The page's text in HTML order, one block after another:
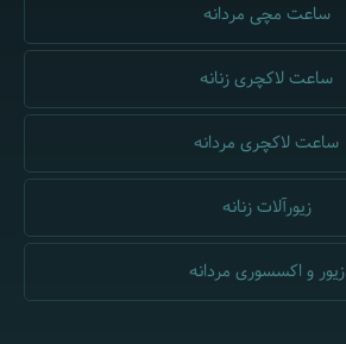
ساعت مچی مردانه
ساعت لاکچری زنانه
ساعت لاکچری مردانه
زیورآلات زنانه
زیور و اکسسوری مردانه